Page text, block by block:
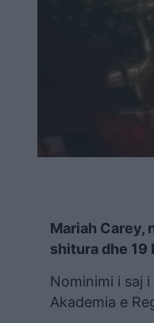
Mariah Carey,
shitura dhe 19
Nominimi i saj
Akademia e